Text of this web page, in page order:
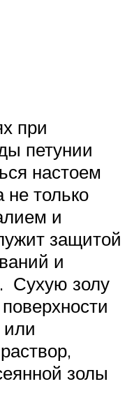
при
петунии
настоем
только
и
защитой
и
Сухую золу
или
золы